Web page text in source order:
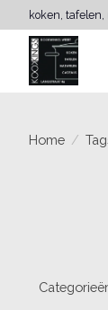
koken,
Home /